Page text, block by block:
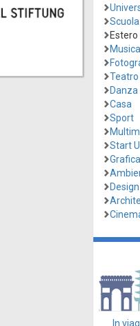
Scuola
Estero
Musica
Teatro
Danza
Casa
Sport
Start
Grafica
Design
In